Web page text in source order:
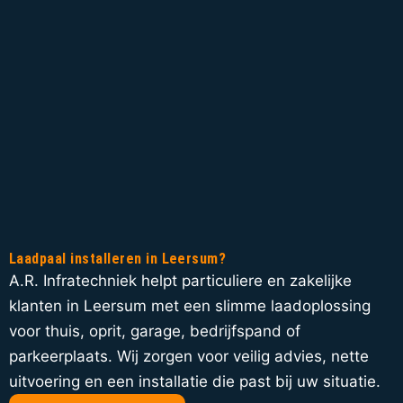
Laadpaal installeren in Leersum?
A.R. Infratechniek helpt particuliere en zakelijke
klanten in Leersum met een slimme laadoplossing
voor thuis, oprit, garage, bedrijfspand of
parkeerplaats. Wij zorgen voor veilig advies, nette
uitvoering en een installatie die past bij uw situatie.